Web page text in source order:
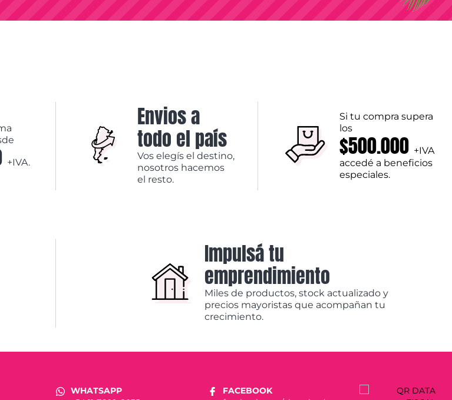
+IVA.
Envios a
todo el país
Vos elegís el destino,
nosotros hacemos
el resto.
Si tu compra supera
los
$500.000 +IVA
accedé a beneficios
especiales.
Impulsá tu
emprendimiento
Miles de productos, stock actualizado y
precios mayoristas que acompañan tu
crecimiento.
WHATSAPP
FACEBOOK